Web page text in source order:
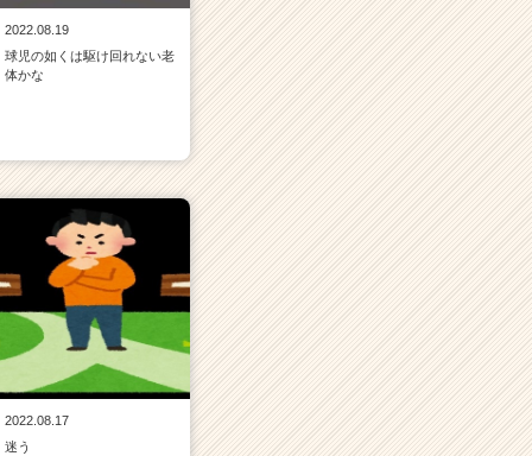
2022.08.19
球児の如くは駆け回れない老
体かな
2022.08.17
迷う